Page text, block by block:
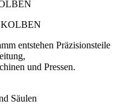
entstehen Präzisionsteile
und Pressen.
Säulen